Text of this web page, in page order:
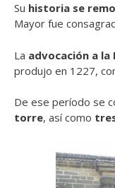
Su historia se
Mayor fue
La advocación a
produjo en 1227,
De ese período se
torre, así como